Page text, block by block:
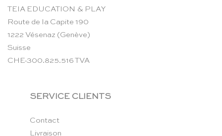
TEIA EDUCATION & PLAY
Route de la Capite 190
1222 Vésenaz (Genève)
Suisse
CHE-300.825.516 TVA
SERVICE CLIENTS
Contact
Livraison